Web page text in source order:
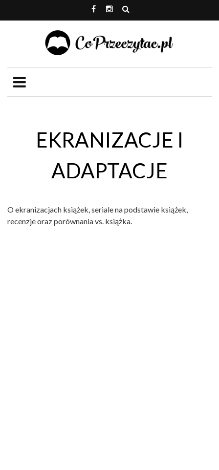
EKRANIZACJE I
ADAPTACJE
O ekranizacjach książek, seriale na podstawie książek,
recenzje oraz porównania vs. książka.